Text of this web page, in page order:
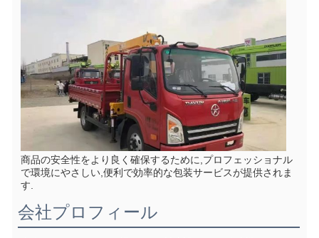
商品の安全性をより良く確保するために,プロフェッショナル
で環境にやさしい,便利で効率的な包装サービスが提供されま
す.
会社プロフィール